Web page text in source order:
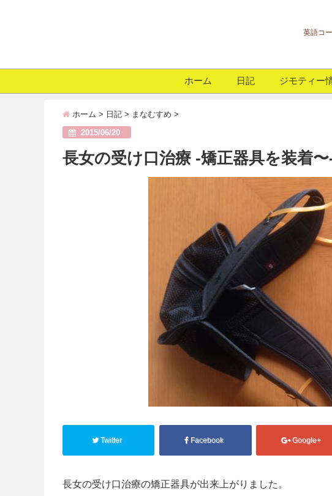
英語コ
ホーム 日記 ジモティー
ホーム > 日記 > まなむすめ >
2015/06/20
長女の受け口治療 -矯正器具を装着〜
Twitter Facebook Google+
長女の受け口治療の矯正器具が出来上がりました。